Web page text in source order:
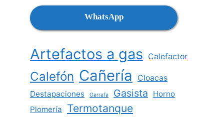
WhatsApp
Artefactos a gas Calefactor
Calefón Cañería
Cloacas
Destapaciones
Garrafa Gasista
Horno
Plomería
Termotanque